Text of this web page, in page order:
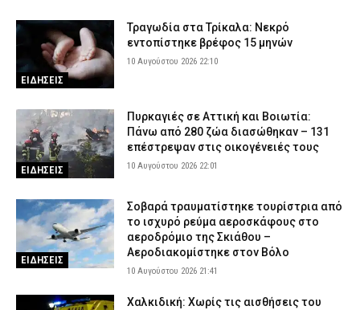
ΣΩΜΑΤΑ ΑΣΦΑΛΕΙΑΣ 10 Αυγούστου 2026 15:15
Σώματα Ασφαλείας: Τα όρια ηλικίας για τη συνταξιοδότηση των
ενστόλων, τι ισχύει για τους αξιωματικούς της ΕΛ.ΑΣ – Οι
προϋποθέσεις
ΣΩΜΑΤΑ ΑΣΦΑΛΕΙΑΣ 10 Αυγούστου 2026 15:01
ΕΙΔΗΣΕΙΣ
Τραγωδία στα Τρίκαλα: Νεκρό
εντοπίστηκε βρέφος 15 μηνών
10 Αυγούστου 2026 22:10
ΕΙΔΗΣΕΙΣ
Πυρκαγιές σε Αττική και Βοιωτία:
Πάνω από 280 ζώα διασώθηκαν – 131
επέστρεψαν στις οικογένειές τους
10 Αυγούστου 2026 22:01
ΕΙΔΗΣΕΙΣ
Σοβαρά τραυματίστηκε τουρίστρια από
το ισχυρό ρεύμα αεροσκάφους στο
αεροδρόμιο της Σκιάθου –
Αεροδιακομίστηκε στον Βόλο
10 Αυγούστου 2026 21:41
Χαλκιδική: Χωρίς τις αισθήσεις του